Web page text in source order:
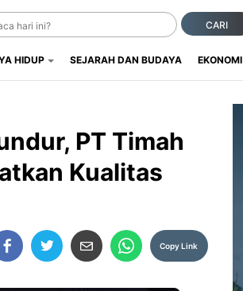
CARI
HIDUP SEJARAH DAN BUDAYA EKONOMI
PT Timah
Kualitas
Copy Link